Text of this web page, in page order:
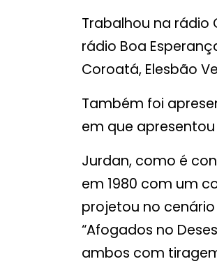
Trabalhou na rádio
rádio Boa
Coroatá, Elesbão
Também foi
em que
Jurdan, como é
em 1980 com um
projetou no
“Afogados no
ambos com